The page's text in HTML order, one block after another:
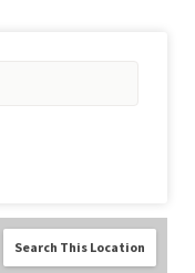
Search This Location